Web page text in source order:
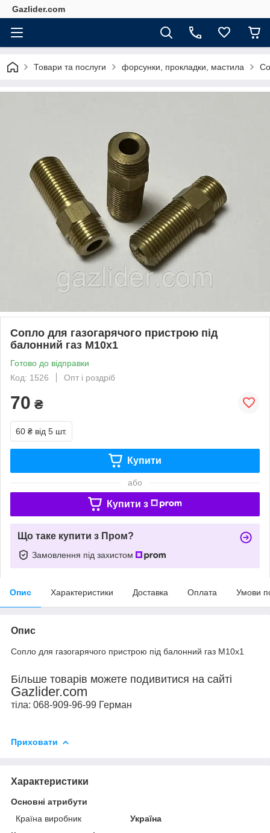
Gazlider.com
Товари та послуги форсунки, прокладки, мастила
Сопло для газогарячого пристрою під
балонний газ М10х1
Готово до відправки
Код: 1526
Опт і роздріб
70 ₴
60 ₴ від 5 шт.
Купити
або
Купити з
Що таке купити з Пром?
Замовлення під захистом
Опис Характеристики Доставка Оплата Умови
Опис
Сопло для газогарячого пристрою під балонний газ М10х1
Більше товарів можете подивитися на сайті
Gazlider.com
тіла: 068-909-96-99 Герман
Приховати
Характеристики
Основні атрибути
Країна виробник
Україна